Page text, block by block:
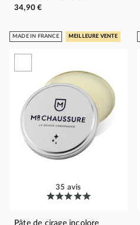
34,90 €
MADE IN FRANCE MEILLEURE VENTE
35 avis
Pâte de cirage incolore